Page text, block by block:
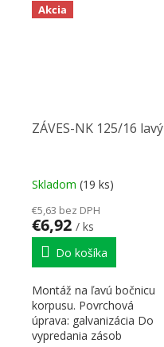
Akcia
ZÁVES-NK 125/16 lavý
Skladom (19 ks)
€5,63 bez DPH
€6,92 / ks
Do košíka
Montáž na ľavú bočnicu
korpusu. Povrchová
úprava: galvanizácia Do
vypredania zásob